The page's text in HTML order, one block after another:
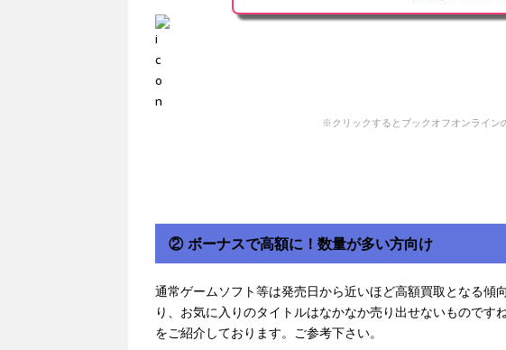
※クリックするとブックオフオンライン
② ボーナスで高額に！数量が多い方向け
通常ゲームソフト等は発売日から近いほど高額買取となる傾
り、お気に入りのタイトルはなかなか売り出せないもので
をご紹介しております。ご参考下さい。